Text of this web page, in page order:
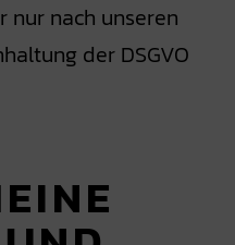
nur nach unseren
der DSGVO